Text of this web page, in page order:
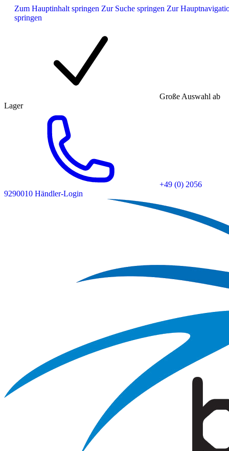
Zum Hauptinhalt springen Zur Suche springen Zur
springen
Große Auswahl ab
Lager
+49 (0) 2056
9290010 Händler-Login